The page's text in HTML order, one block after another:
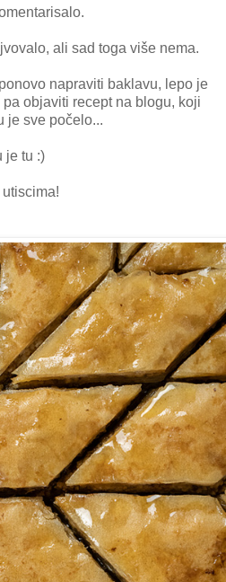
ali sad toga više nema.
napraviti baklavu, lepo je
objaviti recept na blogu, koji
je sve počelo...
je tu :)